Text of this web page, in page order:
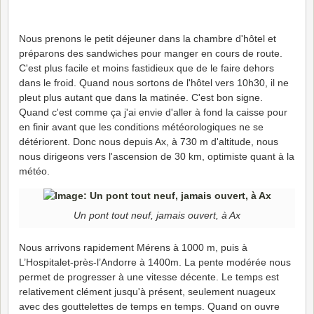
Nous prenons le petit déjeuner dans la chambre d'hôtel et
préparons des sandwiches pour manger en cours de route.
C'est plus facile et moins fastidieux que de le faire dehors
dans le froid. Quand nous sortons de l'hôtel vers 10h30, il ne
pleut plus autant que dans la matinée. C'est bon signe.
Quand c'est comme ça j'ai envie d'aller à fond la caisse pour
en finir avant que les conditions météorologiques ne se
détériorent. Donc nous depuis Ax, à 730 m d'altitude, nous
nous dirigeons vers l'ascension de 30 km, optimiste quant à la
météo.
Un pont tout neuf, jamais ouvert, à Ax
Nous arrivons rapidement Mérens à 1000 m, puis à
L’Hospitalet-près-l’Andorre à 1400m. La pente modérée nous
permet de progresser à une vitesse décente. Le temps est
relativement clément jusqu'à présent, seulement nuageux
avec des gouttelettes de temps en temps. Quand on ouvre